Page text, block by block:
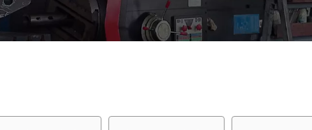
水下挖泥抓斗系列
港口货物装卸抓斗系列